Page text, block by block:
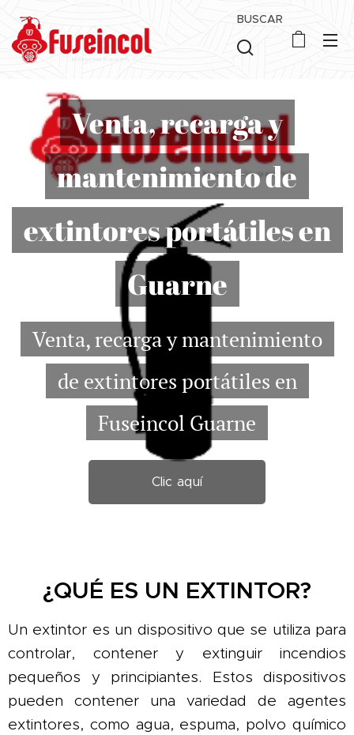
BUSCAR
Venta, recarga y
mantenimiento de
extintores portátiles en
Guarne
Venta, recarga y mantenimiento
de extintores portátiles en
Fuseincol Guarne
Clic aquí
¿QUÉ ES UN EXTINTOR?
Un extintor es un dispositivo que se utiliza para
controlar, contener y extinguir incendios
pequeños y principiantes. Estos dispositivos
pueden contener una variedad de agentes
extintores, como agua, espuma, polvo químico